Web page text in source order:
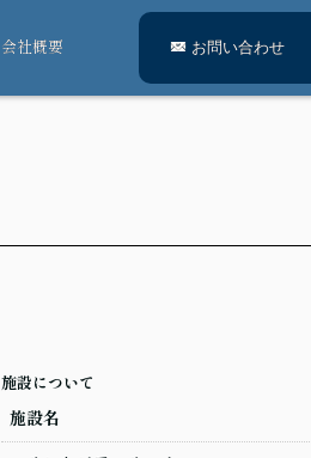
会社概要 お問い合わせ
施設について
施設名